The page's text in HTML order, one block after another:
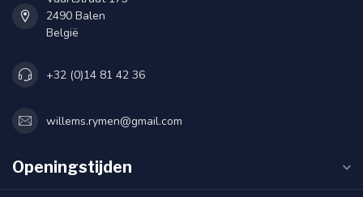
2490 Balen
België
+32 (0)14 81 42 36
willems.rymen@gmail.com
Openingstijden